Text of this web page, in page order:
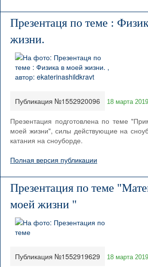
Презентаця по теме :
жизни.
Публикация №1552920096 18 марта 2019
Презентация подготовлена по теме
моей жизни", силы действующие на
катания на сноуборде.
Полная версия публикации
Презентация по теме
моей жизни "
Публикация №1552919629 18 марта 2019